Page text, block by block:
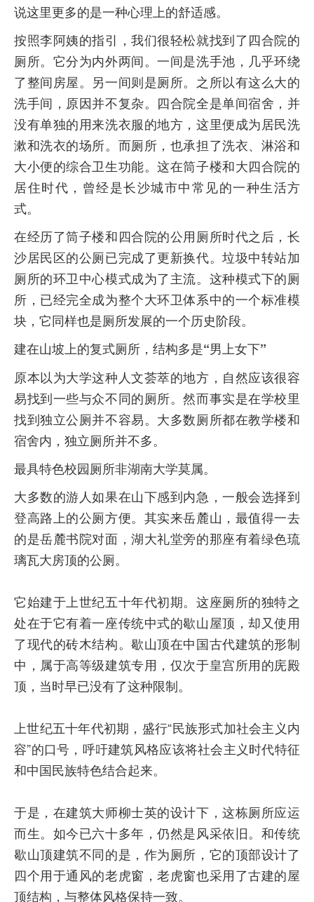
说这里更多的是一种心理上的舒适感。
按照李阿姨的指引，我们很轻松就找到了四合院的
厕所。它分为内外两间。一间是洗手池，几乎环绕
了整间房屋。另一间则是厕所。之所以有这么大的
洗手间，原因并不复杂。四合院全是单间宿舍，并
没有单独的用来洗衣服的地方，这里便成为居民洗
漱和洗衣的场所。而厕所，也承担了洗衣、淋浴和
大小便的综合卫生功能。这在筒子楼和大四合院的
居住时代，曾经是长沙城市中常见的一种生活方
式。
在经历了筒子楼和四合院的公用厕所时代之后，长
沙居民区的公厕已完成了更新换代。垃圾中转站加
厕所的环卫中心模式成为了主流。这种模式下的厕
所，已经完全成为整个大环卫体系中的一个标准模
块，它同样也是厕所发展的一个历史阶段。
建在山坡上的复式厕所，结构多是“男上女下”
原本以为大学这种人文荟萃的地方，自然应该很容
易找到一些与众不同的厕所。然而事实是在学校里
找到独立公厕并不容易。大多数厕所都在教学楼和
宿舍内，独立厕所并不多。
最具特色校园厕所非湖南大学莫属。
大多数的游人如果在山下感到内急，一般会选择到
登高路上的公厕方便。其实来岳麓山，最值得一去
的是岳麓书院对面，湖大礼堂旁的那座有着绿色琉
璃瓦大房顶的公厕。
它始建于上世纪五十年代初期。这座厕所的独特之
处在于它有着一座传统中式的歇山屋顶，却又使用
了现代的砖木结构。歇山顶在中国古代建筑的形制
中，属于高等级建筑专用，仅次于皇宫所用的庑殿
顶，当时早已没有了这种限制。
上世纪五十年代初期，盛行“民族形式加社会主义内
容”的口号，呼吁建筑风格应该将社会主义时代特征
和中国民族特色结合起来。
于是，在建筑大师柳士英的设计下，这栋厕所应运
而生。如今已六十多年，仍然是风采依旧。和传统
歇山顶建筑不同的是，作为厕所，它的顶部设计了
四个用于通风的老虎窗，老虎窗也采用了古建的屋
顶结构，与整体风格保持一致。